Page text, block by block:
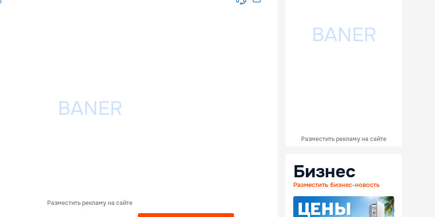
Разместить рекламу на сайте
Разместить рекламу на сайте
Бизнес
Разместить бизнес-новость